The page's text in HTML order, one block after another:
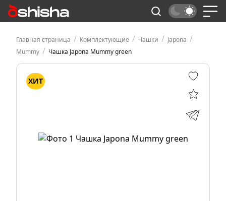
Главная страница / Комплектующие / Чашки / Japona /
Mummy / Чашка Japona Mummy green
ХИТ